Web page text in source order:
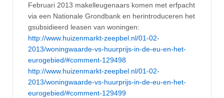
Februari 2013 makelleugenaars komen met erfpacht
via een Nationale Grondbank en herintroduceren het
gsubsidieerd leasen van woningen:
http://www.huizenmarkt-zeepbel.nl/01-02-
2013/woningwaarde-vs-huurprijs-in-de-eu-en-het-
eurogebied/#comment-129498
http://www.huizenmarkt-zeepbel.nl/01-02-
2013/woningwaarde-vs-huurprijs-in-de-eu-en-het-
eurogebied/#comment-129499